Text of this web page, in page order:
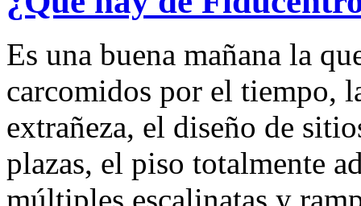
Es una buena mañana la
carcomidos por el tiempo,
extrañeza, el diseño de
plazas, el piso totalmente